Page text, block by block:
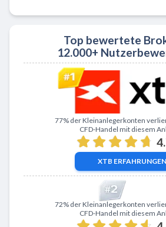
Top bewertete
12.000+
Zu XTB
77% der Kleinanlegerkonten
CFD-Handel mit diesem
XTB ERFAHRUNGEN
Zu ActivTrades
72% der Kleinanlegerkonten
CFD-Handel mit diesem